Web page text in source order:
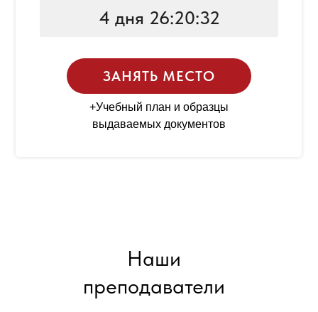
ЗАНЯТЬ МЕСТО
+Учебный план и образцы
выдаваемых документов
4 дня 26:20:32
Наши
преподаватели